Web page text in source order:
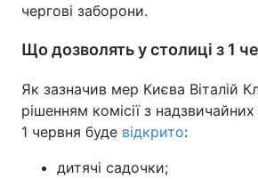
чергові заборони.
Що дозволять у столиці з 1
Як зазначив мер Києва Віталій
рішенням комісії з
1 червня буде відкрито:
дитячі садочки;